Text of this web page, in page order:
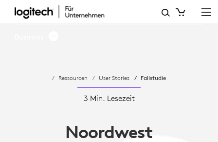
NWZ
Ressourcen User Stories Fallstudie
3 Min. Lesezeit
Noordwest